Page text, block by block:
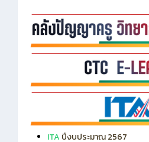
ITA ปีงบประมาณ 2567